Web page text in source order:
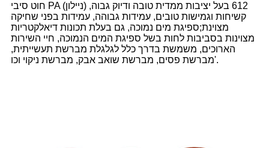
חוט סיבי PA (ניילון) 612 בעל יציבות ממדית טובה ודיוק גבוה,
קשיחות וגמישות טובים, עמידות גבוהה, עמידות בפני שחיקה
מצוינת;ספיגת מים נמוכה, גם בעלת תכונות דיאלקטריות
מצוינות בסביבות לחות בשל ספיגת המים הנמוכה, חיי השירות
הארוכים, משמשת בדרך כלל לגלגלת מברשת תעשייתית,
מברשת פסים, מברשת שואב אבק, מברשת ניקוי וכו'.